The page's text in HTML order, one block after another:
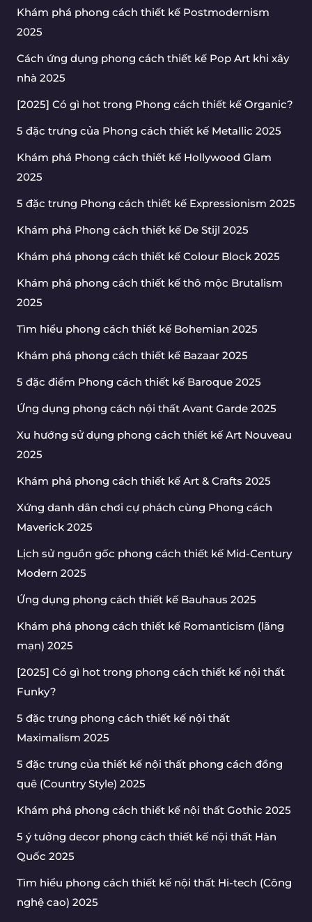
Khám phá phong cách thiết kế Postmodernism
2025
Cách ứng dụng phong cách thiết kế Pop Art khi xây
nhà 2025
[2025] Có gì hot trong Phong cách thiết kế Organic?
5 đặc trưng của Phong cách thiết kế Metallic 2025
Khám phá Phong cách thiết kế Hollywood Glam
2025
5 đặc trưng Phong cách thiết kế Expressionism 2025
Khám phá Phong cách thiết kế De Stijl 2025
Khám phá phong cách thiết kế Colour Block 2025
Khám phá phong cách thiết kế thô mộc Brutalism
2025
Tìm hiểu phong cách thiết kế Bohemian 2025
Khám phá phong cách thiết kế Bazaar 2025
5 đặc điểm Phong cách thiết kế Baroque 2025
Ứng dụng phong cách nội thất Avant Garde 2025
Xu hướng sử dụng phong cách thiết kế Art Nouveau
2025
Khám phá phong cách thiết kế Art & Crafts 2025
Xứng danh dân chơi cự phách cùng Phong cách
Maverick 2025
Lịch sử nguồn gốc phong cách thiết kế Mid-Century
Modern 2025
Ứng dụng phong cách thiết kế Bauhaus 2025
Khám phá phong cách thiết kế Romanticism (lãng
mạn) 2025
[2025] Có gì hot trong phong cách thiết kế nội thất
Funky?
5 đặc trưng phong cách thiết kế nội thất
Maximalism 2025
5 đặc trưng của thiết kế nội thất phong cách đồng
quê (Country Style) 2025
Khám phá phong cách thiết kế nội thất Gothic 2025
5 ý tưởng decor phong cách thiết kế nội thất Hàn
Quốc 2025
Tìm hiểu phong cách thiết kế nội thất Hi-tech (Công
nghệ cao) 2025